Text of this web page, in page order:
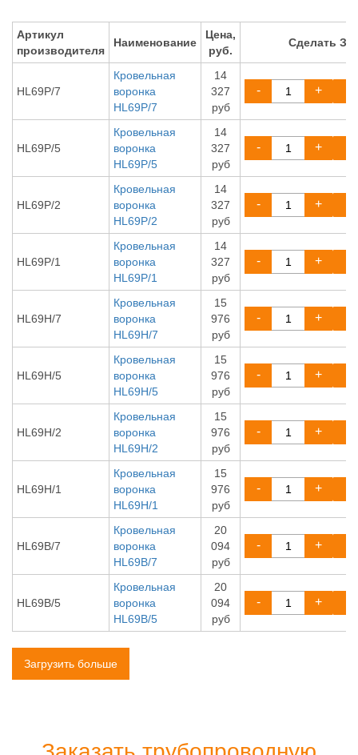
Артикул
производителя
Наименование
Цена,
руб.
Сделать
HL69P/7
Кровельная
воронка
HL69P/7
14
327
руб
- +
HL69P/5
Кровельная
воронка
HL69P/5
14
327
руб
- +
HL69P/2
Кровельная
воронка
HL69P/2
14
327
руб
- +
HL69P/1
Кровельная
воронка
HL69P/1
14
327
руб
- +
HL69H/7
Кровельная
воронка
HL69H/7
15
976
руб
- +
HL69H/5
Кровельная
воронка
HL69H/5
15
976
руб
- +
HL69H/2
Кровельная
воронка
HL69H/2
15
976
руб
- +
HL69H/1
Кровельная
воронка
HL69H/1
15
976
руб
- +
HL69B/7
Кровельная
воронка
HL69B/7
20
094
руб
- +
HL69B/5
Кровельная
воронка
HL69B/5
20
094
руб
- +
Загрузить больше